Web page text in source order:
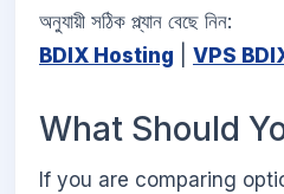
অনুযায়ী সঠিক প্ল্যান বেছে নিন:
BDIX Hosting
VPS
What Should
If you are comparing